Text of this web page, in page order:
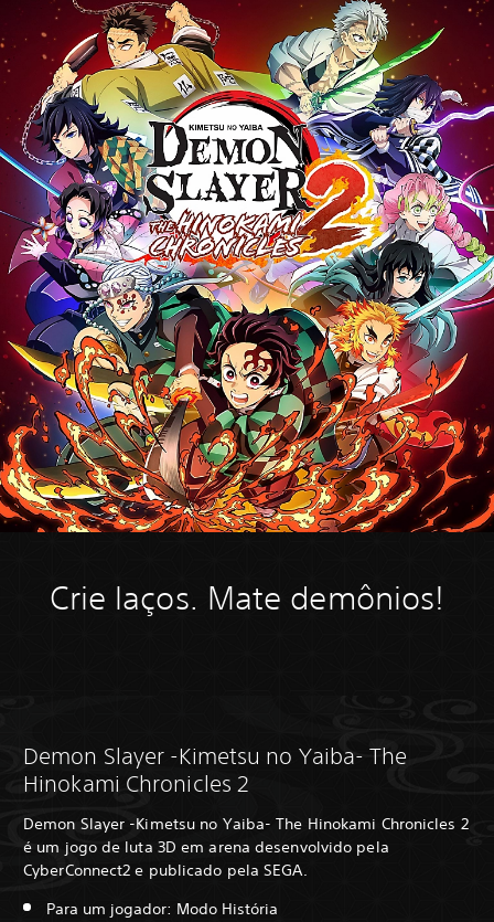
Crie laços. Mate demônios!
Demon Slayer -Kimetsu no Yaiba- The
Hinokami Chronicles 2
Demon Slayer -Kimetsu no Yaiba- The Hinokami Chronicles 2
é um jogo de luta 3D em arena desenvolvido pela
CyberConnect2 e publicado pela SEGA.
Para um jogador: Modo História